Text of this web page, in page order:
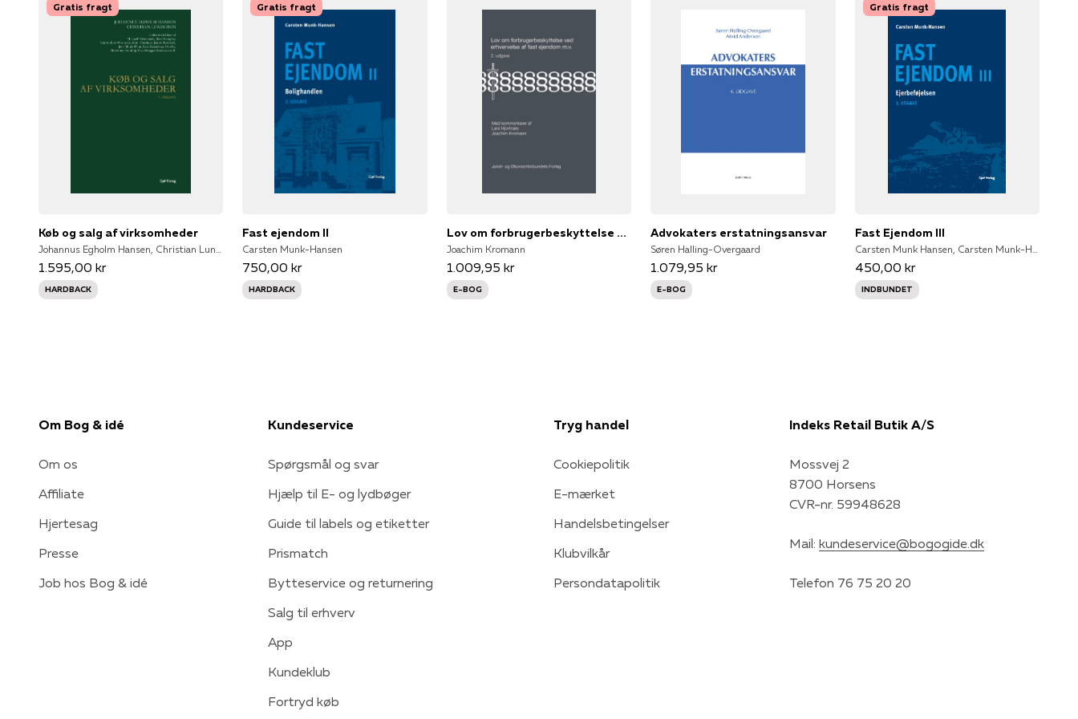
Gratis fragt
Køb og salg af virksomheder
1.595,00 kr
HARDBACK
Gratis fragt
Fast ejendom II
Carsten Munk-Hansen
750,00 kr
HARDBACK
Lov om forbrugerbeskyttelse ved erhvervelse af fast ejendom m.v.
Joachim Kromann
1.009,95 kr
E-BOG
Advokaters erstatningsansvar
Søren Halling-Overgaard
1.079,95 kr
E-BOG
Gratis fragt
Fast Ejendom III
450,00 kr
INDBUNDET
Om Bog & idé
Om os
Affiliate
Hjertesag
Presse
Job hos Bog & idé
Kundeservice
Spørgsmål og svar
Hjælp til E- og lydbøger
Guide til labels og etiketter
Prismatch
Bytteservice og returnering
Salg til erhverv
App
Kundeklub
Fortryd køb
Tryg handel
Cookiepolitik
E-mærket
Handelsbetingelser
Klubvilkår
Persondatapolitik
Indeks Retail Butik A/S
Mossvej 2
8700 Horsens
CVR-nr. 59948628
Mail: kundeservice@bogogide.dk
Telefon 76 75 20 20